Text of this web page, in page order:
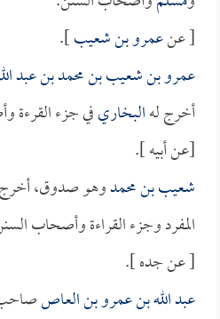
[ عنعمرو بن شعيب].
عمرو بن شعيب بن محمد بن عبد
أخرج لهالبخاريفي جزء
[عن أبيه ].
شعيب بن محمدوهو صدوق،
المفرد وجزء القراءة وأصحاب
[ عن جده ].
عبد الله بن عمرو بن العاصصاحب